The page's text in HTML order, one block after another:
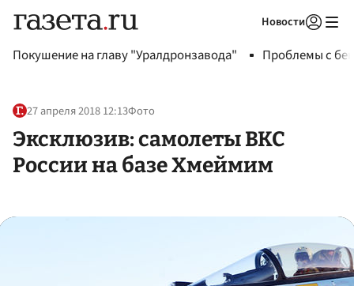
Новости
Покушение на главу "Уралдронзавода" Проблемы с
27 апреля 2018 12:13Фото
Эксклюзив: самолеты ВКС
России на базе Хмеймим